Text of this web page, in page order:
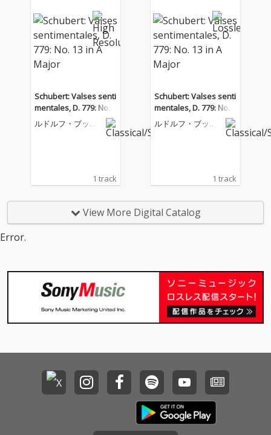
Schubert: Valses senti
mentales, D. 779: No. 1
3 in A Major
ルドルフ・ブッフ
1 track
Schubert: Valses senti
mentales, D. 779: No. 1
3 in A Major
ルドルフ・ブッフ
1 track
View More Digital Catalog
Error.